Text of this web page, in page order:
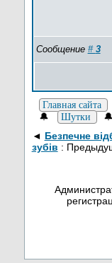
Сообщение # 3
Главная сайта
🔔 Шутки
◄ Безпечне
зубів :